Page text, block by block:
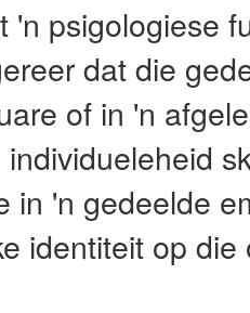
'n psigologiese
dat die
of in 'n
in 'n gedeelde
identiteit op